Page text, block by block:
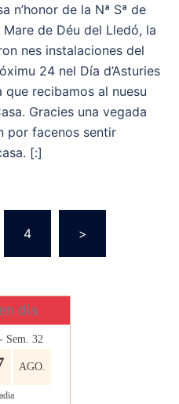
n’honor de la Nª Sª de
de Déu del Lledó, la
nes instalaciones del
24 nel Día d’Asturies
que recibamos al nuesu
Gracies una vegada
por facenos sentir
[:]
4 >
día
Sem. 32
AGO.